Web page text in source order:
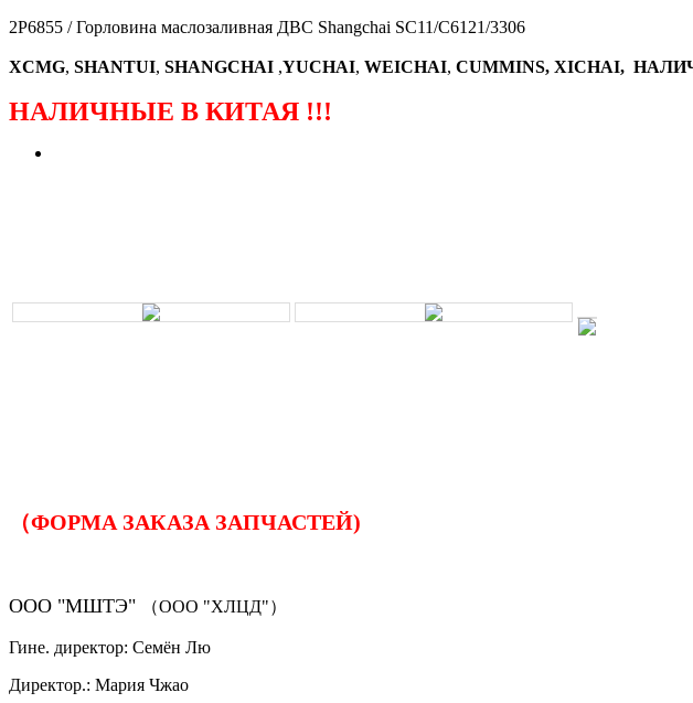
2P6855 / Горловина маслозаливная ДВС Shangchai SC11/C6121/3306
XCMG, SHANTUI, SHANGCHAI ,YUCHAI, WEICHAI, CUMMINS, XICHAI,
НАЛИЧНЫЕ В КИТАЯ !!!
（ФОРМА ЗАКАЗА ЗАПЧАСТЕЙ)
ООО "МШТЭ" （ООО "ХЛЦД"）
Гине. директор: Семён Лю
Директор.: Мария Чжао